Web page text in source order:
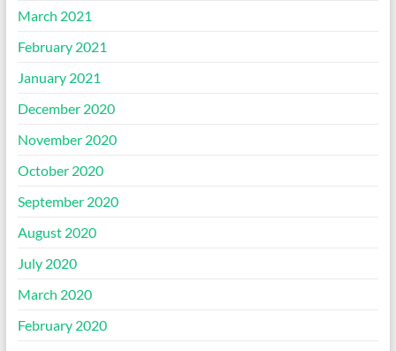
March 2021
February 2021
January 2021
December 2020
November 2020
October 2020
September 2020
August 2020
July 2020
March 2020
February 2020